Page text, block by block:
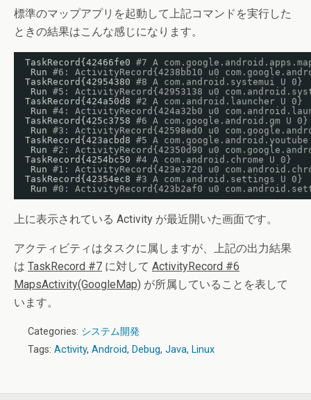
標準のマップアプリを起動して上記コマンドを実行した
ときの結果はこんな感じになります。
TaskRecord{42466fe0 #7 A
Run #6: ActivityRecord{4238bb10 u0
TaskRecord{42954380 #8 A com.android.systemui U 0}
Run #5: ActivityRecord{42953138 u0
TaskRecord{424a50d8 #2 A com.android.launcher U 0}
Run #4: ActivityRecord{424a32b0 u0
TaskRecord{425c3758 #6 A com.google.android.gm U 0}
Run #3: ActivityRecord{42598ed0 u0
TaskRecord{423acbd8 #5 A
Run #2: ActivityRecord{42350d90 u0
TaskRecord{4254bc50 #4 A com.android.chrome U 0}
Run #1: ActivityRecord{423e3720 u0
TaskRecord{42354ec8 #3 A com.android.settings U 0}
Run #0: ActivityRecord{423b2af0 u0
上に表示されている Activity が最近開いた画面です。
アクティビティはタスクに属しますが、上記の出力結果
は TaskRecord #7 に対して ActivityRecord #6
MapsActivity(GoogleMap) が所属していることを表して
います。
Categories: システム開発
Tags: Activity, Android, Debug, Java, Linux